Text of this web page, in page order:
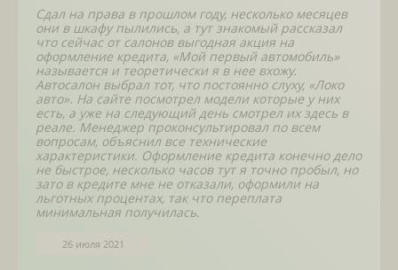
Сдал на права в прошлом году, несколько месяцев
они в шкафу пылились, а тут знакомый рассказал
что сейчас от салонов выгодная акция на
оформление кредита, «Мой первый автомобиль»
называется и теоретически я в нее вхожу.
Автосалон выбрал тот, что постоянно слуху, «Локо
авто». На сайте посмотрел модели которые у них
есть, а уже на следующий день смотрел их здесь в
реале. Менеджер проконсультировал по всем
вопросам, объяснил все технические
характеристики. Оформление кредита конечно дело
не быстрое, несколько часов тут я точно пробыл, но
зато в кредите мне не отказали, оформили на
льготных процентах, так что переплата
минимальная получилась.
26 июля 2021